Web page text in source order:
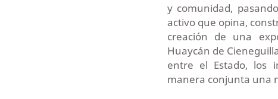
y comunidad,
activo que opina,
creación de una
Huaycán de
entre el Estado, los
manera conjunta una